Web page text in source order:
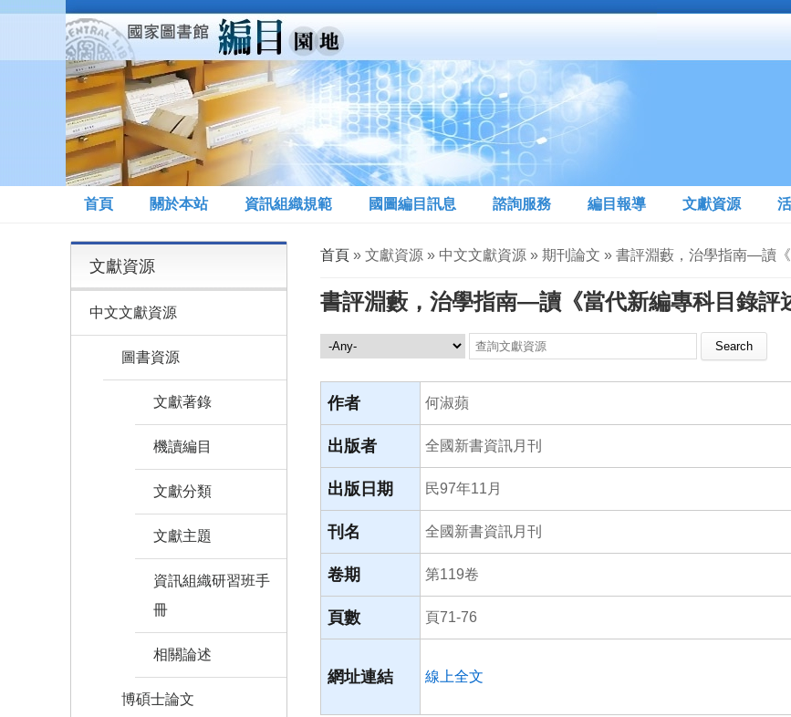
移至主內容
首頁 關於本站 資訊組織規範 國圖編目訊息 諮詢服務 編目報導 文獻資源
您在這裡
首頁» 文獻資源 » 中文文獻資源 » 期刊論文 » 書評淵藪，治學指南—讀《
書評淵藪，治學指南—讀《當代新編專科目錄評
文獻資源 Search this site
作者 何淑蘋
出版者 全國新書資訊月刊
出版日期 民97年11月
刊名 全國新書資訊月刊
卷期 第119卷
頁數 頁71-76
網址連結 線上全文
文獻資源
中文文獻資源
圖書資源
文獻著錄
機讀編目
文獻分類
文獻主題
資訊組織研習班手
冊
相關論述
博碩士論文